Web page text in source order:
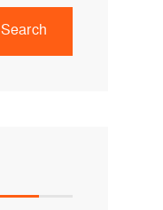
Search